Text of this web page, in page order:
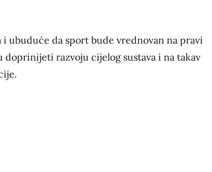
ubuduće da sport bude vrednovan na pravi
razvoju cijelog sustava i na takav